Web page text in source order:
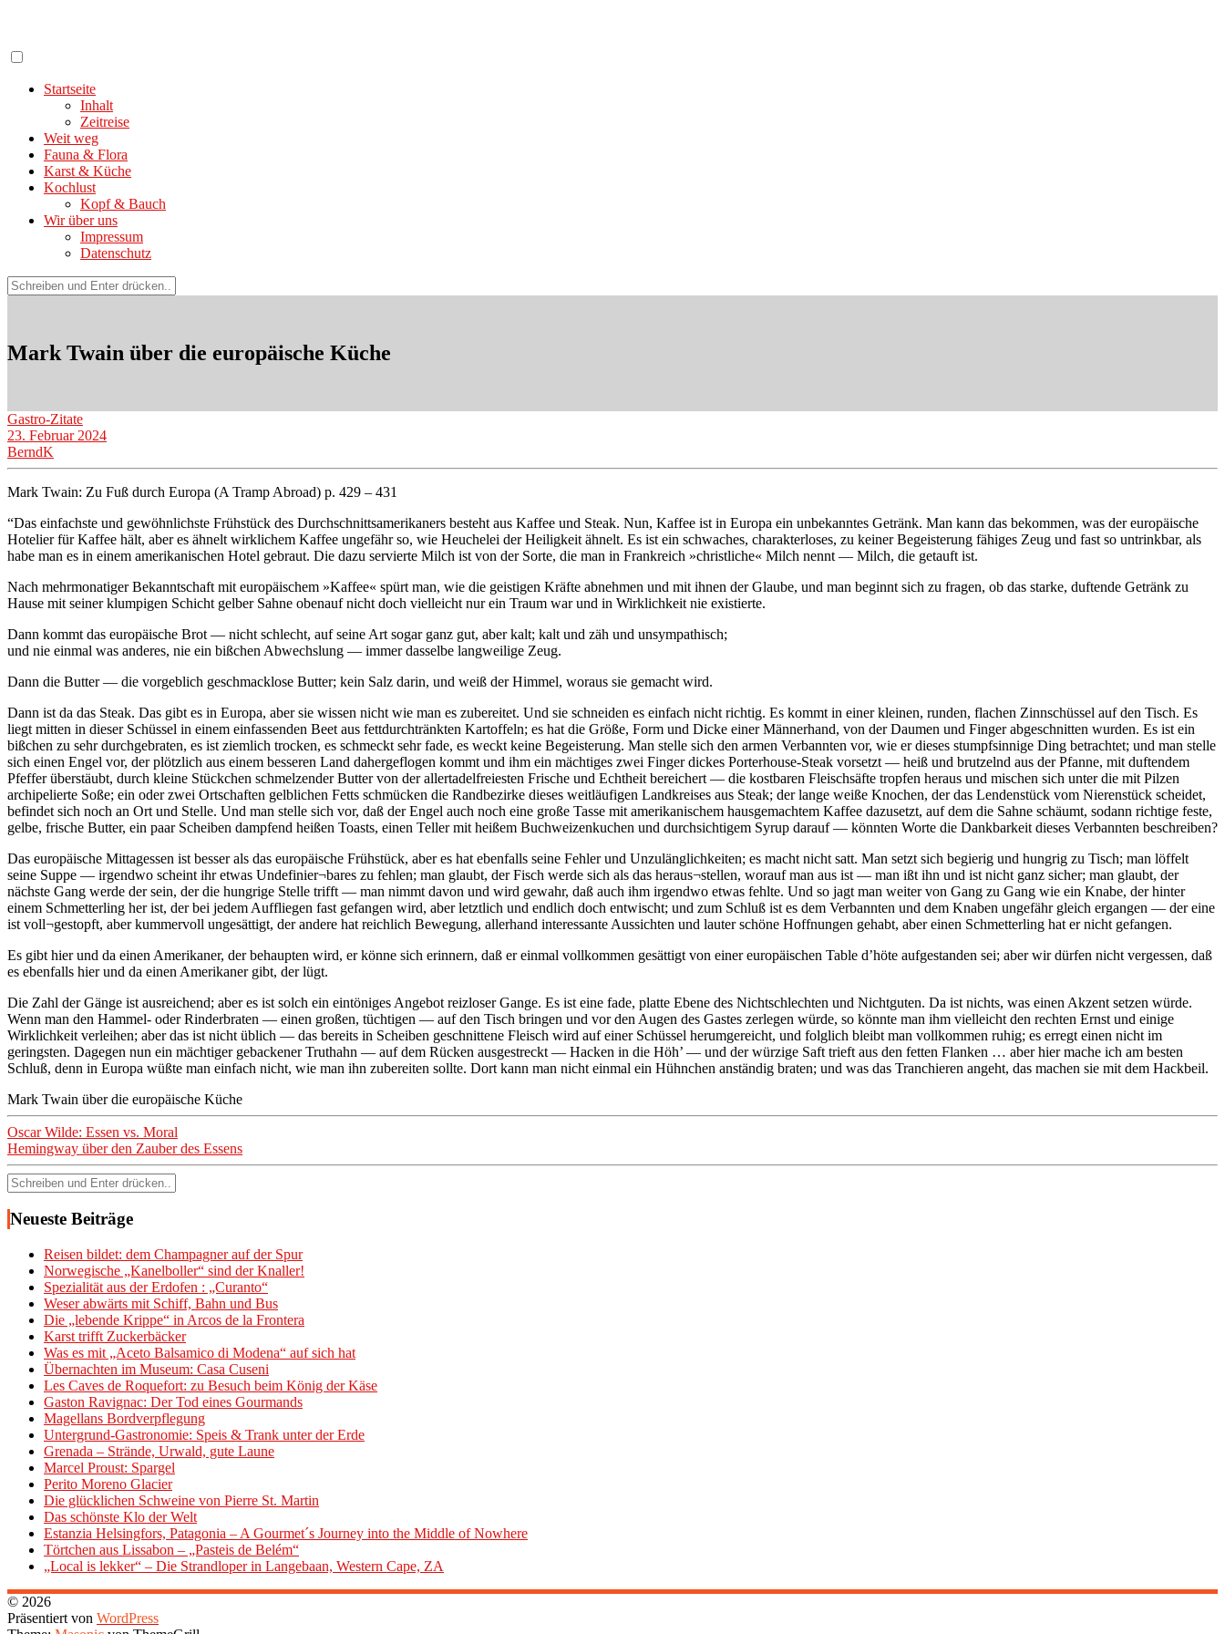
springen
Startseite
Inhalt
Zeitreise
Weit weg
Fauna & Flora
Karst & Küche
Kochlust
Kopf & Bauch
Wir über uns
Impressum
Datenschutz
Suchen
nach:
Mark Twain über die europäische Küche
Gastro-Zitate
23. Februar 2024
BerndK
Mark Twain: Zu Fuß durch Europa (A Tramp Abroad) p. 429 – 431
“Das einfachste und gewöhnlichste Frühstück des Durchschnittsamerikaners besteht aus Kaffee und Steak. Nun, Kaffee ist in Europa ein unbekanntes Getränk. Man kann das bekommen, was der europäische
Hotelier für Kaffee hält, aber es ähnelt wirklichem Kaffee ungefähr so, wie Heuchelei der Heiligkeit ähnelt. Es ist ein schwaches, charakterloses, zu keiner Begeisterung fähiges Zeug und fast so untrinkbar, als
habe man es in einem amerikanischen Hotel gebraut. Die dazu servierte Milch ist von der Sorte, die man in Frankreich »christliche« Milch nennt — Milch, die getauft ist.
Nach mehrmonatiger Bekanntschaft mit europäischem »Kaffee« spürt man, wie die geistigen Kräfte abnehmen und mit ihnen der Glaube, und man beginnt sich zu fragen, ob das starke, duftende Getränk zu
Hause mit seiner klumpigen Schicht gelber Sahne obenauf nicht doch vielleicht nur ein Traum war und in Wirklichkeit nie existierte.
Dann kommt das europäische Brot — nicht schlecht, auf seine Art sogar ganz gut, aber kalt; kalt und zäh und unsympathisch;
und nie einmal was anderes, nie ein bißchen Abwechslung — immer dasselbe langweilige Zeug.
Dann die Butter — die vorgeblich geschmacklose Butter; kein Salz darin, und weiß der Himmel, woraus sie gemacht wird.
Dann ist da das Steak. Das gibt es in Europa, aber sie wissen nicht wie man es zubereitet. Und sie schneiden es einfach nicht richtig. Es kommt in einer kleinen, runden, flachen Zinnschüssel auf den Tisch. Es
liegt mitten in dieser Schüssel in einem einfassenden Beet aus fettdurchtränkten Kartoffeln; es hat die Größe, Form und Dicke einer Männerhand, von der Daumen und Finger abgeschnitten wurden. Es ist ein
bißchen zu sehr durchgebraten, es ist ziemlich trocken, es schmeckt sehr fade, es weckt keine Begeisterung. Man stelle sich den armen Verbannten vor, wie er dieses stumpfsinnige Ding betrachtet; und man stelle
sich einen Engel vor, der plötzlich aus einem besseren Land dahergeflogen kommt und ihm ein mächtiges zwei Finger dickes Porterhouse-Steak vorsetzt — heiß und brutzelnd aus der Pfanne, mit duftendem
Pfeffer überstäubt, durch kleine Stückchen schmelzender Butter von der allertadelfreiesten Frische und Echtheit bereichert — die kostbaren Fleischsäfte tropfen heraus und mischen sich unter die mit Pilzen
archipelierte Soße; ein oder zwei Ortschaften gelblichen Fetts schmücken die Randbezirke dieses weitläufigen Landkreises aus Steak; der lange weiße Knochen, der das Lendenstück vom Nierenstück scheidet,
befindet sich noch an Ort und Stelle. Und man stelle sich vor, daß der Engel auch noch eine große Tasse mit amerikanischem hausgemachtem Kaffee dazusetzt, auf dem die Sahne schäumt, sodann richtige feste,
gelbe, frische Butter, ein paar Scheiben dampfend heißen Toasts, einen Teller mit heißem Buchweizenkuchen und durchsichtigem Syrup darauf — könnten Worte die Dankbarkeit dieses Verbannten beschreiben?
Das europäische Mittagessen ist besser als das europäische Frühstück, aber es hat ebenfalls seine Fehler und Unzulänglichkeiten; es macht nicht satt. Man setzt sich begierig und hungrig zu Tisch; man löffelt
seine Suppe — irgendwo scheint ihr etwas Undefinier¬bares zu fehlen; man glaubt, der Fisch werde sich als das heraus¬stellen, worauf man aus ist — man ißt ihn und ist nicht ganz sicher; man glaubt, der
nächste Gang werde der sein, der die hungrige Stelle trifft — man nimmt davon und wird gewahr, daß auch ihm irgendwo etwas fehlte. Und so jagt man weiter von Gang zu Gang wie ein Knabe, der hinter
einem Schmetterling her ist, der bei jedem Auffliegen fast gefangen wird, aber letztlich und endlich doch entwischt; und zum Schluß ist es dem Verbannten und dem Knaben ungefähr gleich ergangen — der eine
ist voll¬gestopft, aber kummervoll ungesättigt, der andere hat reichlich Bewegung, allerhand interessante Aussichten und lauter schöne Hoffnungen gehabt, aber einen Schmetterling hat er nicht gefangen.
Es gibt hier und da einen Amerikaner, der behaupten wird, er könne sich erinnern, daß er einmal vollkommen gesättigt von einer europäischen Table d’höte aufgestanden sei; aber wir dürfen nicht vergessen, daß
es ebenfalls hier und da einen Amerikaner gibt, der lügt.
Die Zahl der Gänge ist ausreichend; aber es ist solch ein eintöniges Angebot reizloser Gange. Es ist eine fade, platte Ebene des Nichtschlechten und Nichtguten. Da ist nichts, was einen Akzent setzen würde.
Wenn man den Hammel- oder Rinderbraten — einen großen, tüchtigen — auf den Tisch bringen und vor den Augen des Gastes zerlegen würde, so könnte man ihm vielleicht den rechten Ernst und einige
Wirklichkeit verleihen; aber das ist nicht üblich — das bereits in Scheiben geschnittene Fleisch wird auf einer Schüssel herumgereicht, und folglich bleibt man vollkommen ruhig; es erregt einen nicht im
geringsten. Dagegen nun ein mächtiger gebackener Truthahn — auf dem Rücken ausgestreckt — Hacken in die Höh’ — und der würzige Saft trieft aus den fetten Flanken … aber hier mache ich am besten
Schluß, denn in Europa wüßte man einfach nicht, wie man ihn zubereiten sollte. Dort kann man nicht einmal ein Hühnchen anständig braten; und was das Tranchieren angeht, das machen sie mit dem Hackbeil.
Mark Twain über die europäische Küche
Beitragsnavigation
Oscar Wilde: Essen vs. Moral
Hemingway über den Zauber des Essens
Suchen
nach:
Neueste Beiträge
Reisen bildet: dem Champagner auf der Spur
Norwegische „Kanelboller“ sind der Knaller!
Spezialität aus der Erdofen : „Curanto“
Weser abwärts mit Schiff, Bahn und Bus
Die „lebende Krippe“ in Arcos de la Frontera
Karst trifft Zuckerbäcker
Was es mit „Aceto Balsamico di Modena“ auf sich hat
Übernachten im Museum: Casa Cuseni
Les Caves de Roquefort: zu Besuch beim König der Käse
Gaston Ravignac: Der Tod eines Gourmands
Magellans Bordverpflegung
Untergrund-Gastronomie: Speis & Trank unter der Erde
Grenada – Strände, Urwald, gute Laune
Marcel Proust: Spargel
Perito Moreno Glacier
Die glücklichen Schweine von Pierre St. Martin
Das schönste Klo der Welt
Estanzia Helsingfors, Patagonia – A Gourmet´s Journey into the Middle of Nowhere
Törtchen aus Lissabon – „Pasteis de Belém“
„Local is lekker“ – Die Strandloper in Langebaan, Western Cape, ZA
© 2026
Präsentiert von WordPress